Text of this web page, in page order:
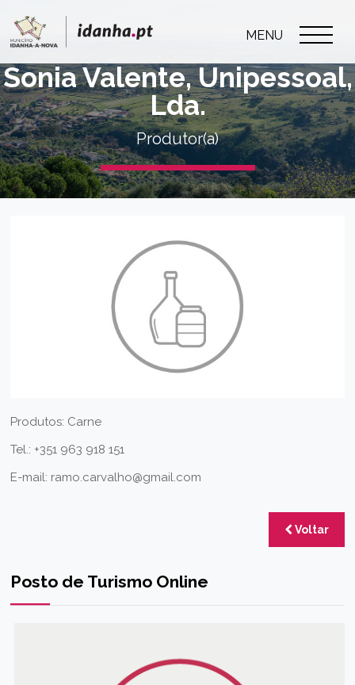
MENU
Sonia Valente, Unipessoal,
Lda.
Produtor(a)
Produtos: Carne
Tel.: +351 963 918 151
E-mail: ramo.carvalho@gmail.com
Voltar
Posto de Turismo Online